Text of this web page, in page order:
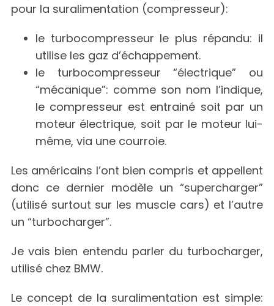
pour la suralimentation (compresseur):
le turbocompresseur le plus répandu: il
utilise les gaz d’échappement.
le turbocompresseur “électrique” ou
“mécanique”: comme son nom l’indique,
le compresseur est entrainé soit par un
moteur électrique, soit par le moteur lui-
même, via une courroie.
Les américains l’ont bien compris et appellent
donc ce dernier modèle un “supercharger”
(utilisé surtout sur les muscle cars) et l’autre
un “turbocharger”.
Je vais bien entendu parler du turbocharger,
utilisé chez BMW.
Le concept de la suralimentation est simple: